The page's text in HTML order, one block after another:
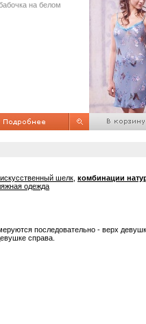
на белом
шелк комбинации
одежда
последовательно - верх
справа.